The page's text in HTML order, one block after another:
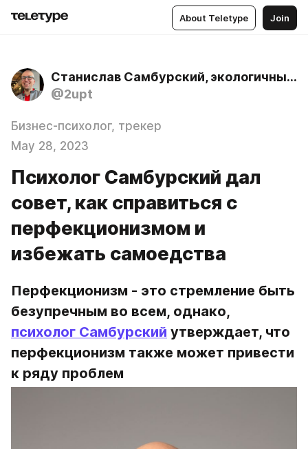
About Teletype Join
Станислав Самбурский, экологичный психолог
@2upt
Бизнес-психолог, трекер
May 28, 2023
Психолог Самбурский дал
совет, как справиться с
перфекционизмом и
избежать самоедства
Перфекционизм - это стремление быть
психолог Самбурский утверждает, что
перфекционизм также может привести
к ряду проблем